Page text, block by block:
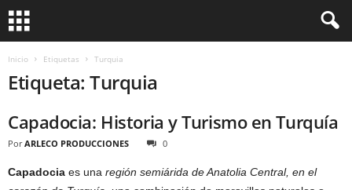
Inicio Etiquetas Turquia
Etiqueta: Turquia
Capadocia: Historia y Turismo en Turquía
Por ARLECO PRODUCCIONES 0
Capadocia es una región semiárida de Anatolia Central, en el